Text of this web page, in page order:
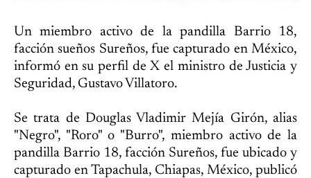
Un miembro activo de la pandilla Barrio 18,
facción sueños Sureños, fue capturado en México,
informó en su perfil de X el ministro de Justicia y
Seguridad, Gustavo Villatoro.
Se trata de Douglas Vladimir Mejía Girón, alias
"Negro", "Roro" o "Burro", miembro activo de la
pandilla Barrio 18, facción Sureños, fue ubicado y
capturado en Tapachula, Chiapas, México, publicó